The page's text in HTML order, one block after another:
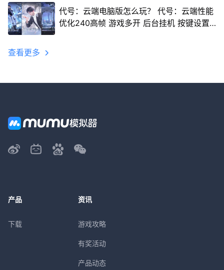
代号：云端电脑版怎么玩？ 代号：云端性能
优化240高帧 游戏多开 后台挂机 按键设置
查看更多
产品
下载
资讯
游戏攻略
有奖活动
产品动态